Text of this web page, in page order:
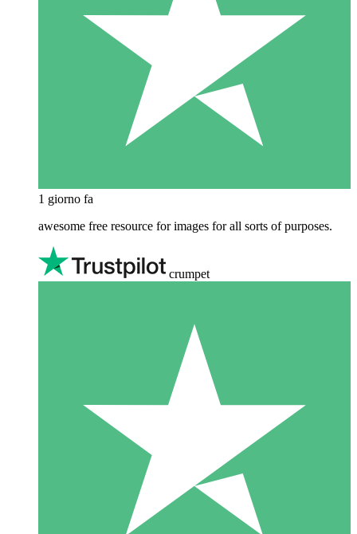
1 giorno fa
awesome free resource for images for all sorts of purposes.
crumpet